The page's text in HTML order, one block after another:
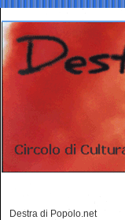
Destra di Popolo.net